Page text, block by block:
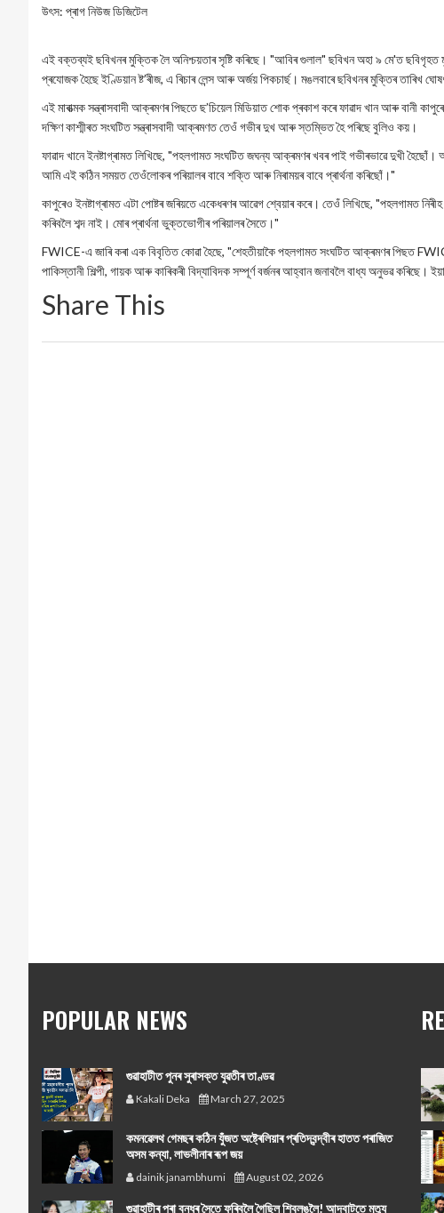
উৎস: প্ৰাগ নিউজ ডিজিটেল
এই বক্তব্যই ছবিখনৰ মুক্তিক লৈ অনিশ্চয়তাৰ সৃষ্টি কৰিছে। "আবিৰ গুলাল" ছবিখন অহা ৯ মে'ত
প্ৰযোজক হৈছে ইণ্ডিয়ান ষ্ট’ৰীজ, এ ৰিচাৰ লেন্স আৰু অৰ্জয় পিকচাৰ্ছ। মঙলবাৰে ছবিখনৰ মুক্তিৰ তাৰিখ
এই মাৰাত্মক সন্ত্ৰাসবাদী আক্ৰমণৰ পিছতে ছ’চিয়েল মিডিয়াত শোক প্ৰকাশ কৰে ফাৱাদ খান আৰু বানী
দক্ষিণ কাশ্মীৰত সংঘটিত সন্ত্ৰাসবাদী আক্ৰমণত তেওঁ গভীৰ দুখ আৰু স্তম্ভিত হৈ পৰিছে বুলিও কয়।
ফাৱাদ খানে ইনষ্টাগ্ৰামত লিখিছে, "পহলগামত সংঘটিত জঘন্য আক্ৰমণৰ খবৰ পাই গভীৰভাৱে দুখী
আমি এই কঠিন সময়ত তেওঁলোকৰ পৰিয়ালৰ বাবে শক্তি আৰু নিৰাময়ৰ বাবে প্ৰাৰ্থনা কৰিছোঁ।"
কাপুৰেও ইনষ্টাগ্ৰামত এটা পোষ্টৰ জৰিয়তে একেধৰণৰ আৱেগ শ্বেয়াৰ কৰে। তেওঁ লিখিছে, "পহলগামত
কৰিবলৈ শব্দ নাই। মোৰ প্ৰাৰ্থনা ভুক্তভোগীৰ পৰিয়ালৰ সৈতে।"
FWICE-এ জাৰি কৰা এক বিবৃতিত কোৱা হৈছে, "শেহতীয়াকৈ পহলগামত সংঘটিত আক্ৰমণৰ পিছত
পাকিস্তানী শিল্পী, গায়ক আৰু কাৰিকৰী বিদ্যাবিদক সম্পূৰ্ণ বৰ্জনৰ আহ্বান জনাবলৈ বাধ্য অনুভৱ
Share This
POPULAR NEWS
গুৱাহাটীত পুনৰ সুৰাসক্ত যুৱতীৰ তাণ্ডৱ
Kakali Deka March 27, 2025
কমনৱেলথ গেমছৰ কঠিন যুঁজত অষ্ট্ৰেলিয়াৰ প্ৰতিদ্বন্দ্বীৰ হাতত পৰাজিত
অসম কন্যা, লাভলীনাৰ ৰূপ জয়
dainik janambhumi August 02, 2026
গুৱাহাটীৰ পৰা বন্ধুৰ সৈতে ফুৰিবলৈ গৈছিল শ্বিলঙলৈ! আদবাটতে মৃত্যু